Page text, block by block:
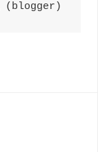
(blogger)